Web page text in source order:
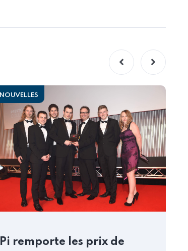
NOUVELLES
Pi remporte les prix de